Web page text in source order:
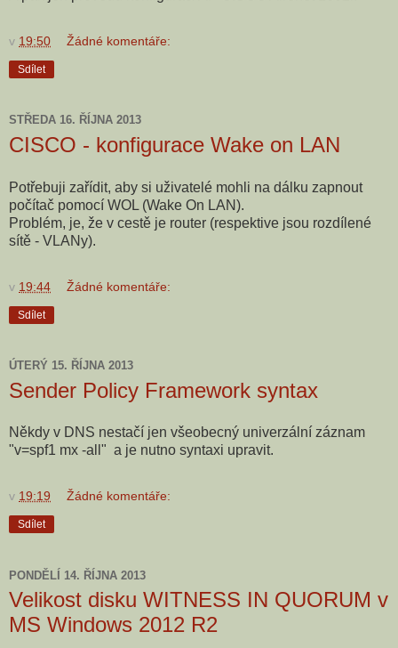
v 19:50 Žádné komentáře:
Sdílet
STŘEDA 16. ŘÍJNA 2013
CISCO - konfigurace Wake on LAN
Potřebuji zařídit, aby si uživatelé mohli na dálku zapnout
počítač pomocí WOL (Wake On LAN).
Problém, je, že v cestě je router (respektive jsou rozdílené
sítě - VLANy).
v 19:44 Žádné komentáře:
Sdílet
ÚTERÝ 15. ŘÍJNA 2013
Sender Policy Framework syntax
Někdy v DNS nestačí jen všeobecný univerzální záznam
"v=spf1 mx -all" a je nutno syntaxi upravit.
v 19:19 Žádné komentáře:
Sdílet
PONDĚLÍ 14. ŘÍJNA 2013
Velikost disku WITNESS IN QUORUM v
MS Windows 2012 R2